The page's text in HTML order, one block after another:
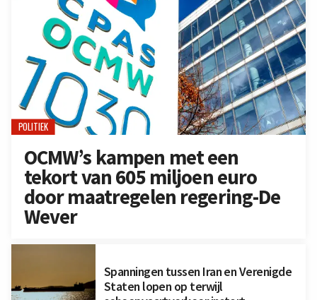
POLITIEK
OCMW’s kampen met een
tekort van 605 miljoen euro
door maatregelen regering-De
Wever
Spanningen tussen Iran en Verenigde
Staten lopen op terwijl